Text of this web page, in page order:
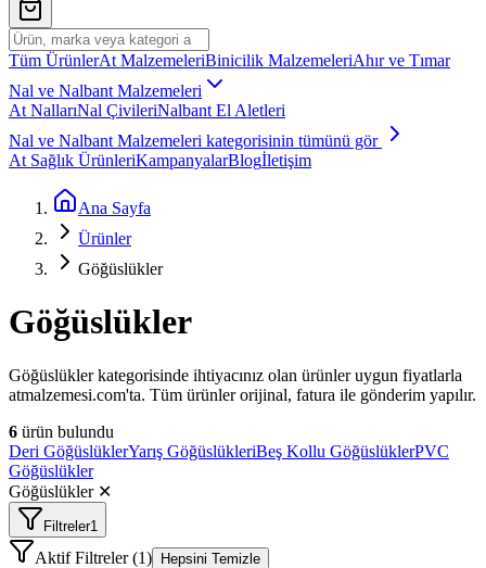
Tüm ÜrünlerAt MalzemeleriBinicilik MalzemeleriAhır ve Tımar
Nal ve Nalbant Malzemeleri
At NallarıNal ÇivileriNalbant El Aletleri
Nal ve Nalbant Malzemeleri kategorisinin tümünü gör
At Sağlık ÜrünleriKampanyalarBlogİletişim
Ana Sayfa
Ürünler
Göğüslükler
Göğüslükler
Göğüslükler kategorisinde ihtiyacınız olan ürünler uygun fiyatlarla
atmalzemesi.com'ta. Tüm ürünler orijinal, fatura ile gönderim yapılır.
6 ürün bulundu
Deri GöğüslüklerYarış GöğüslükleriBeş Kollu GöğüslüklerPVC
Göğüslükler
Göğüslükler ✕
Filtreler1
Aktif Filtreler (1) Hepsini Temizle